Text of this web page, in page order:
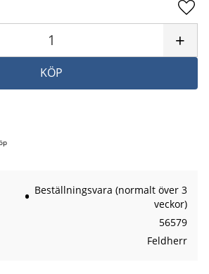
+
KÖP
Beställningsvara (normalt över 3
veckor)
56579
Feldherr